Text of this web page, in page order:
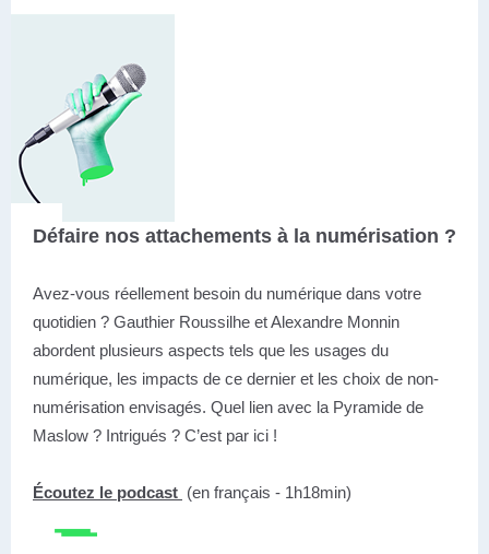
Défaire nos attachements à la numérisation ?
Avez-vous réellement besoin du numérique dans votre
quotidien ? Gauthier Roussilhe et Alexandre Monnin
abordent plusieurs aspects tels que les usages du
numérique, les impacts de ce dernier et les choix de non-
numérisation envisagés. Quel lien avec la Pyramide de
Maslow ? Intrigués ? C’est par ici !
Écoutez le podcast (en français - 1h18min)